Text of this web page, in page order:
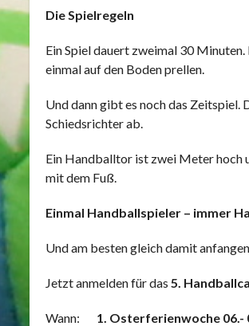
Die Spielregeln
Ein Spiel dauert zweimal 30
einmal auf den Boden prellen.
Und dann gibt es noch das
Schiedsrichter ab.
Ein Handballtor ist zwei Meter hoch
mit dem Fuß.
Einmal Handballspieler – immer
Und am besten gleich damit
Jetzt anmelden für das 5.
Wann: 1. Osterferienwoche 06.-